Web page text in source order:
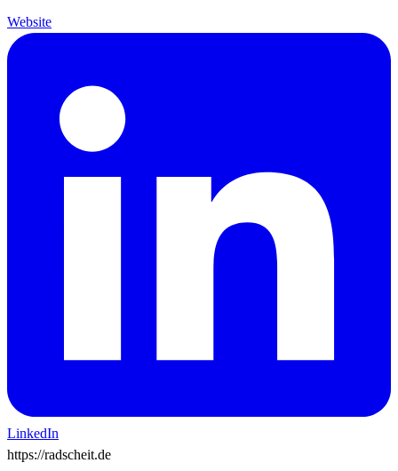
Website
LinkedIn
https://radscheit.de